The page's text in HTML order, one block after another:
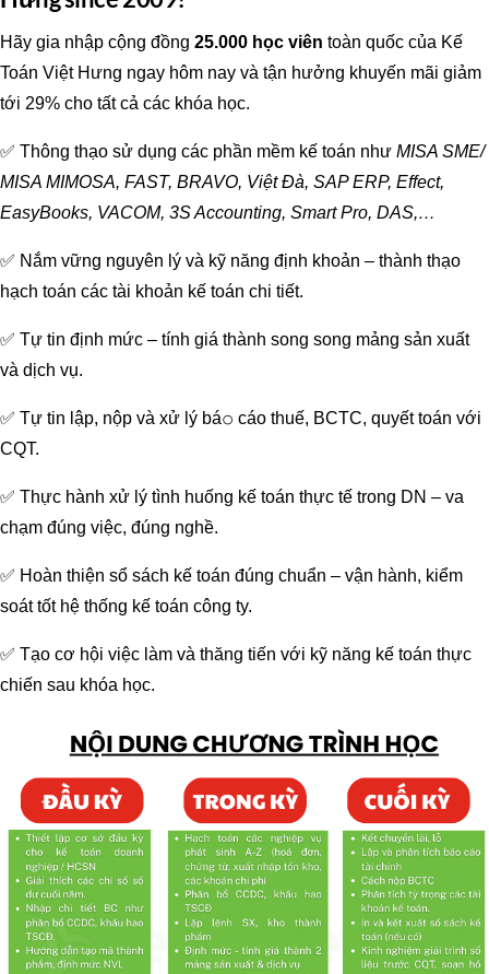
Hãy gia nhập cộng đồng 25.000 học viên toàn quốc của Kế
Toán Việt Hưng ngay hôm nay và tận hưởng khuyến mãi giảm
tới 29% cho tất cả các khóa học.
✅ Thông thạo sử dụng các phần mềm kế toán như MISA SME/
MISA MIMOSA, FAST, BRAVO, Việt Đà, SAP ERP, Effect,
EasyBooks, VACOM, 3S Accounting, Smart Pro, DAS,…
✅ Nắm vững nguyên lý và kỹ năng định khoản – thành thạo
hạch toán các tài khoản kế toán chi tiết.
✅ Tự tin định mức – tính giá thành song song mảng sản xuất
và dịch vụ.
✅ Tự tin lập, nộp và xử lý bá𝚘 cáo thuế, BCTC, quyết toán với
CQT.
✅ Thực hành xử lý tình huống kế toán thực tế trong DN – va
chạm đúng việc, đúng nghề.
✅ Hoàn thiện sổ sách kế toán đúng chuẩn – vận hành, kiểm
soát tốt hệ thống kế toán công ty.
✅ Tạo cơ hội việc làm và thăng tiến với kỹ năng kế toán thực
chiến sau khóa học.